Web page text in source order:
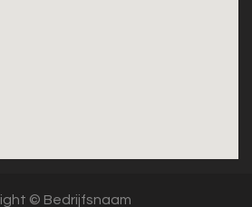
© Bedrijfsnaam